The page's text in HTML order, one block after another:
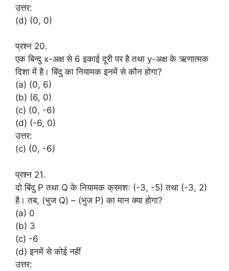
उत्तर:
(d) (0, 0)
प्रश्न 20.
एक बिन्दु x-अक्ष से 6 इकाई दूरी पर है तथा y-अक्ष के ऋणात्मक
दिशा में है। बिंदु का नियामक इनमें से कौन होगा?
(a) (0, 6)
(b) (6, 0)
(c) (0, -6)
(d) (-6, 0)
उत्तर:
(c) (0, -6)
प्रश्न 21.
दो बिंदु P तथा Q के नियामक क्रमशः (-3, -5) तथा (-3, 2)
है। तब, (भुज Q) – (भुज P) का मान क्या होगा?
(a) 0
(b) 3
(c) -6
(d) इनमें से कोई नहीं
उत्तर: